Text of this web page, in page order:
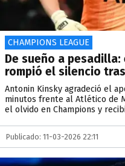
CHAMPIONS LEAGUE
De sueño a
rompió el silencio
Antonin Kinsky agradeció el
minutos frente al Atlético de
el olvido en Champions y
Publicado: 11-03-2026 22:11